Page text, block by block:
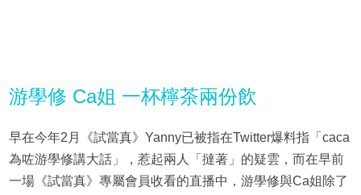
游學修 Ca姐 一杯檸茶兩份飲
早在今年2月《試當真》Yanny已被指在Twitter爆料指「caca
為咗游學修講大話」，惹起兩人「撻著」的疑雲，而在早前
一場《試當真》專屬會員收看的直播中，游學修與Ca姐除了